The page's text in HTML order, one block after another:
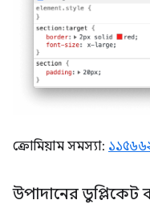
ক্রোমিয়াম সমস্যা:
উপাদানের